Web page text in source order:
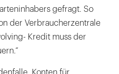
gefragt. So
der Verbraucherzentrale
Kredit muss der
Konten für